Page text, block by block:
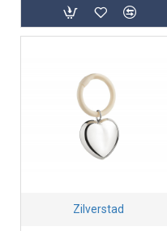
Zilverstad